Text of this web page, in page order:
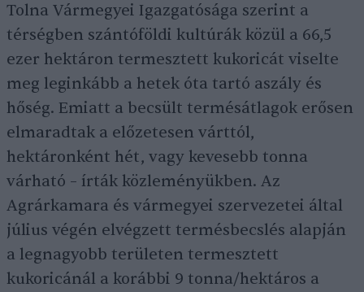
Tolna Vármegyei Igazgatósága szerint a
térségben szántóföldi kultúrák közül a 66,5
ezer hektáron termesztett kukoricát viselte
meg leginkább a hetek óta tartó aszály és
hőség. Emiatt a becsült termésátlagok erősen
elmaradtak a előzetesen várttól,
hektáronként hét, vagy kevesebb tonna
várható – írták közleményükben. Az
Agrárkamara és vármegyei szervezetei által
július végén elvégzett termésbecslés alapján
a legnagyobb területen termesztett
kukoricánál a korábbi 9 tonna/hektáros a